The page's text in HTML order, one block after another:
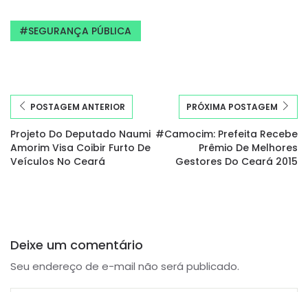
SEGURANÇA PÚBLICA
POSTAGEM ANTERIOR
Projeto Do Deputado Naumi
Amorim Visa Coibir Furto De
Veículos No Ceará
PRÓXIMA POSTAGEM
#Camocim: Prefeita Recebe
Prêmio De Melhores
Gestores Do Ceará 2015
Deixe um comentário
Seu endereço de e-mail não será publicado.